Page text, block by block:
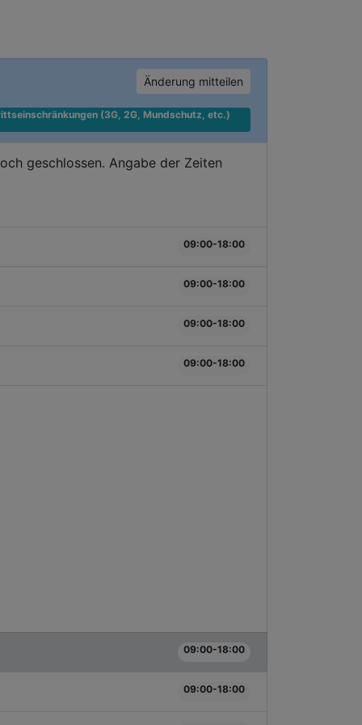
Änderung mitteilen
(3G, 2G, Mundschutz, etc.)
geschlossen. Angabe der Zeiten
09:00-18:00
09:00-18:00
09:00-18:00
09:00-18:00
09:00-18:00
09:00-18:00